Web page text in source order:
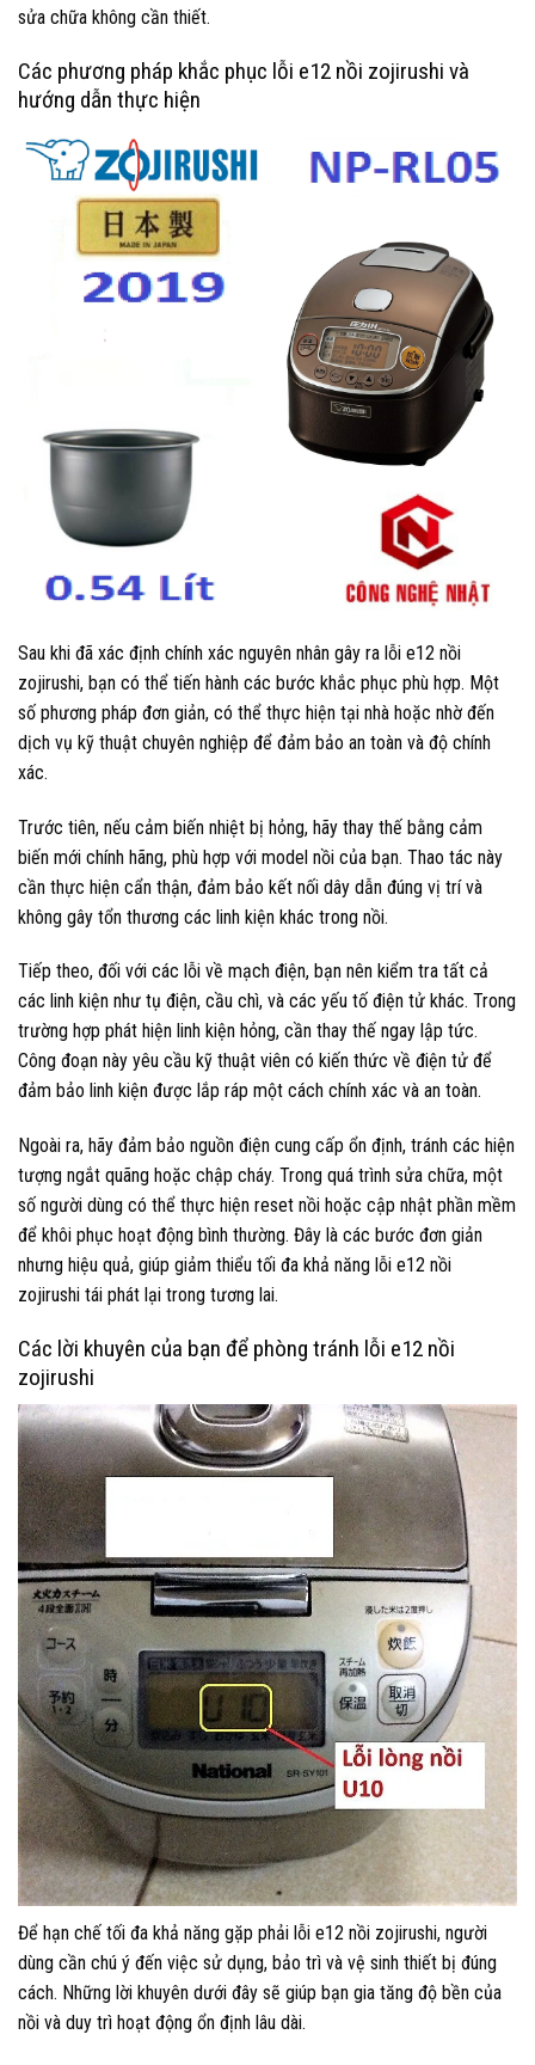
sửa chữa không cần thiết.
Các phương pháp khắc phục lỗi e12 nồi zojirushi và
hướng dẫn thực hiện
Sau khi đã xác định chính xác nguyên nhân gây ra lỗi e12 nồi
zojirushi, bạn có thể tiến hành các bước khắc phục phù hợp. Một
số phương pháp đơn giản, có thể thực hiện tại nhà hoặc nhờ đến
dịch vụ kỹ thuật chuyên nghiệp để đảm bảo an toàn và độ chính
xác.
Trước tiên, nếu cảm biến nhiệt bị hỏng, hãy thay thế bằng cảm
biến mới chính hãng, phù hợp với model nồi của bạn. Thao tác này
cần thực hiện cẩn thận, đảm bảo kết nối dây dẫn đúng vị trí và
không gây tổn thương các linh kiện khác trong nồi.
Tiếp theo, đối với các lỗi về mạch điện, bạn nên kiểm tra tất cả
các linh kiện như tụ điện, cầu chì, và các yếu tố điện tử khác. Trong
trường hợp phát hiện linh kiện hỏng, cần thay thế ngay lập tức.
Công đoạn này yêu cầu kỹ thuật viên có kiến thức về điện tử để
đảm bảo linh kiện được lắp ráp một cách chính xác và an toàn.
Ngoài ra, hãy đảm bảo nguồn điện cung cấp ổn định, tránh các hiện
tượng ngắt quãng hoặc chập cháy. Trong quá trình sửa chữa, một
số người dùng có thể thực hiện reset nồi hoặc cập nhật phần mềm
để khôi phục hoạt động bình thường. Đây là các bước đơn giản
nhưng hiệu quả, giúp giảm thiểu tối đa khả năng lỗi e12 nồi
zojirushi tái phát lại trong tương lai.
Các lời khuyên của bạn để phòng tránh lỗi e12 nồi
zojirushi
Để hạn chế tối đa khả năng gặp phải lỗi e12 nồi zojirushi, người
dùng cần chú ý đến việc sử dụng, bảo trì và vệ sinh thiết bị đúng
cách. Những lời khuyên dưới đây sẽ giúp bạn gia tăng độ bền của
nồi và duy trì hoạt động ổn định lâu dài.